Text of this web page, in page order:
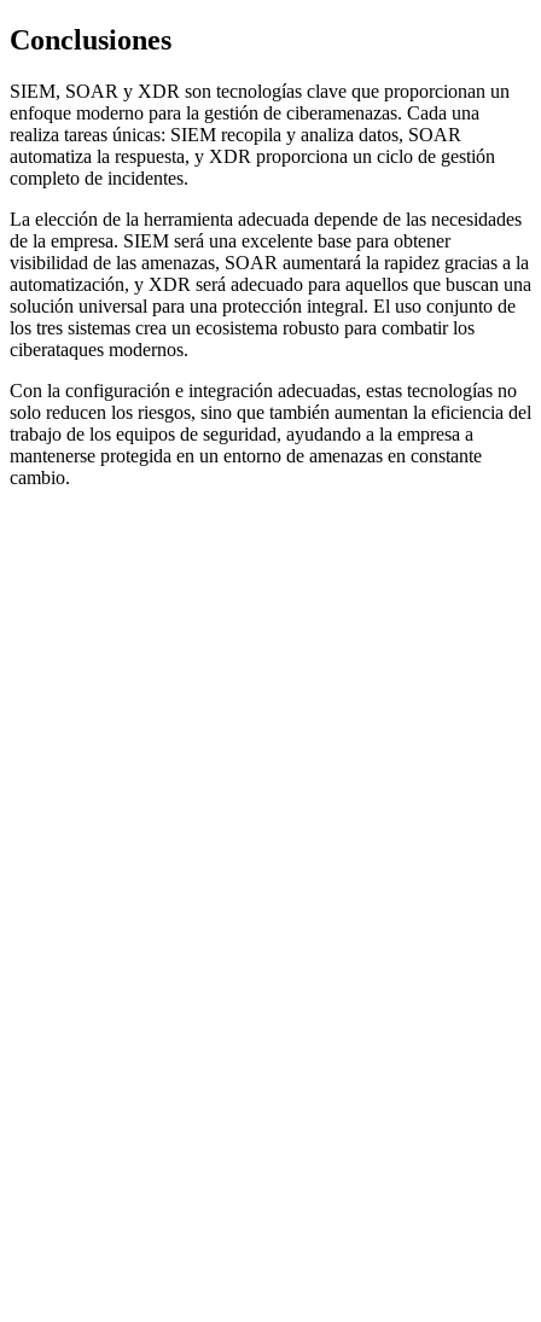
Conclusiones
SIEM, SOAR y XDR son tecnologías clave que proporcionan un
enfoque moderno para la gestión de ciberamenazas. Cada una
realiza tareas únicas: SIEM recopila y analiza datos, SOAR
automatiza la respuesta, y XDR proporciona un ciclo de gestión
completo de incidentes.
La elección de la herramienta adecuada depende de las necesidades
de la empresa. SIEM será una excelente base para obtener
visibilidad de las amenazas, SOAR aumentará la rapidez gracias a la
automatización, y XDR será adecuado para aquellos que buscan una
solución universal para una protección integral. El uso conjunto de
los tres sistemas crea un ecosistema robusto para combatir los
ciberataques modernos.
Con la configuración e integración adecuadas, estas tecnologías no
solo reducen los riesgos, sino que también aumentan la eficiencia del
trabajo de los equipos de seguridad, ayudando a la empresa a
mantenerse protegida en un entorno de amenazas en constante
cambio.